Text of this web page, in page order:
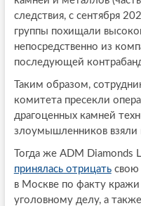
следствия, с сентября
группы похищали
непосредственно из
последующей
Таким образом,
комитета пресекли
драгоценных камней
злоумышленников взяли
Тогда же ADM Diamonds
принялась отрицатьсвою
в Москве по факту
уголовному делу, а